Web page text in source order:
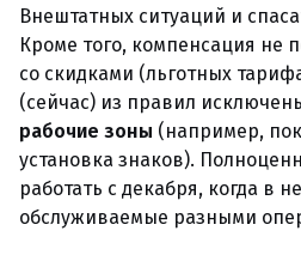
Внештатных ситуаций и
Кроме того, компенсация не
со скидками (льготных
(сейчас) из правил
рабочие зоны (например,
установка знаков).
работать с декабря, когда в
обслуживаемые разными